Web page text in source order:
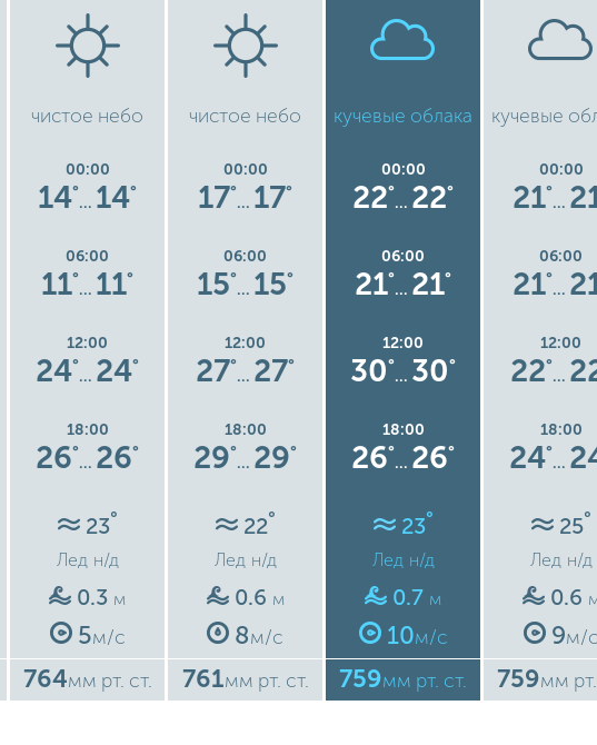
чистое небо
00:00
14°
… 14°
06:00
11°
… 11°
12:00
24°
… 24°
18:00
26°
… 26°
23°
Лед н/д
0.3 м
5м/с
764мм рт. ст.
чистое небо
00:00
17°
… 17°
06:00
15°
… 15°
12:00
27°
… 27°
18:00
29°
… 29°
22°
Лед н/д
0.6 м
8м/с
761мм рт. ст.
кучевые облака
00:00
22°
… 22°
06:00
21°
… 21°
12:00
30°
… 30°
18:00
26°
… 26°
23°
Лед н/д
0.7 м
10м/с
759мм рт. ст.
кучевые
00:00
21°
…
06:00
21°
…
12:00
22°
…
18:00
24°
…
25°
Лед н/д
0.6
9м/с
759мм